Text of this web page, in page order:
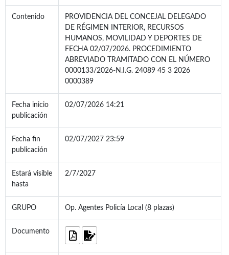
Contenido
PROVIDENCIA DEL CONCEJAL DELEGADO
DE RÉGIMEN INTERIOR, RECURSOS
HUMANOS, MOVILIDAD Y DEPORTES DE
FECHA 02/07/2026. PROCEDIMIENTO
ABREVIADO TRAMITADO CON EL NÚMERO
0000133/2026-N.I.G. 24089 45 3 2026
0000389
Fecha inicio
publicación
02/07/2026 14:21
Fecha fin
publicación
02/07/2027 23:59
Estará visible
hasta
2/7/2027
GRUPO Op. Agentes Policía Local (8 plazas)
Documento